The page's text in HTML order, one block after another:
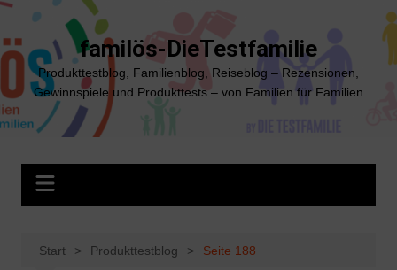
Zum
springen
familös-DieTestfamilie
Produkttestblog, Familienblog, Reiseblog – Rezensionen,
Gewinnspiele und Produkttests – von Familien für Familien
Start Produkttestblog Seite 188